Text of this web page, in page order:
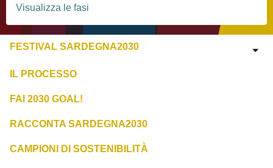
Visualizza le fasi
FESTIVAL SARDEGNA2030
IL PROCESSO
FAI 2030 GOAL!
RACCONTA SARDEGNA2030
CAMPIONI DI SOSTENIBILITÀ